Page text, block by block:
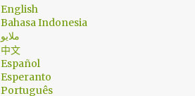
English
Bahasa Indonesia
ملايو
中文
Español
Esperanto
Português